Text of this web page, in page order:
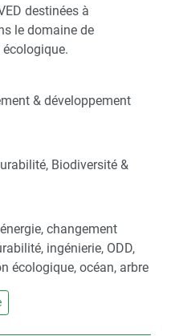
destinées à
le domaine de
& développement
Biodiversité &
changement
ingénierie, ODD,
écologique, océan, arbre